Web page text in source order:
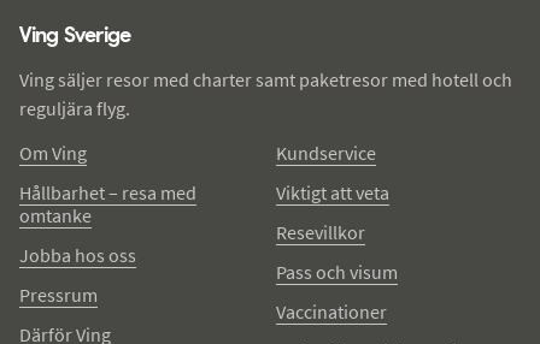
Ving Sverige
Ving säljer resor med charter samt paketresor med hotell och
reguljära flyg.
Om Ving
Hållbarhet – resa med
omtanke
Jobba hos oss
Pressrum
Därför Ving
Kundservice
Viktigt att veta
Resevillkor
Pass och visum
Vaccinationer